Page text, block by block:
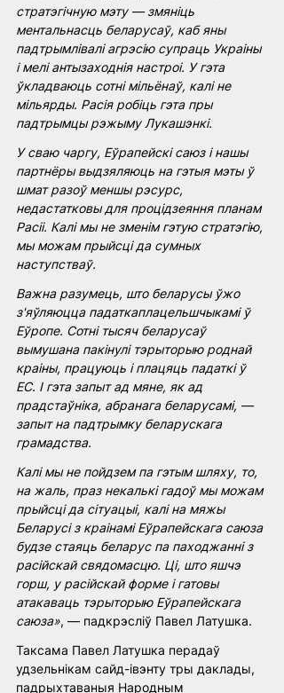
стратэгічную мэту — змяніць
ментальнасць беларусаў, каб яны
падтрымлівалі агрэсію супраць Украіны
і мелі антызаходнія настроі. У гэта
ўкладваюць сотні мільёнаў, калі не
мільярды. Расія робіць гэта пры
падтрымцы рэжыму Лукашэнкі.
У сваю чаргу, Еўрапейскі саюз і нашы
партнёры выдзяляюць на гэтыя мэты ў
шмат разоў меншы рэсурс,
недастатковы для процідзеяння планам
Расіі. Калі мы не зменім гэтую стратэгію,
мы можам прыйсці да сумных
наступстваў.
Важна разумець, што беларусы ўжо
з'яўляюцца падаткаплацельшчыкамі ў
Еўропе. Сотні тысяч беларусаў
вымушана пакінулі тэрыторыю роднай
краіны, працуюць і плацяць падаткі ў
ЕС. І гэта запыт ад мяне, як ад
прадстаўніка, абранага беларусамі, —
запыт на падтрымку беларускага
грамадства.
Калі мы не пойдзем па гэтым шляху, то,
на жаль, праз некалькі гадоў мы можам
прыйсці да сітуацыі, калі на мяжы
Беларусі з краінамі Еўрапейскага саюза
будзе стаяць беларус па паходжанні з
расійскай свядомасцю. Ці, што яшчэ
горш, у расійскай форме і гатовы
атакаваць тэрыторыю Еўрапейскага
саюза», — падкрэсліў Павел Латушка.
Таксама Павел Латушка перадаў
удзельнікам сайд-івэнту тры даклады,
падрыхтаваныя Народным